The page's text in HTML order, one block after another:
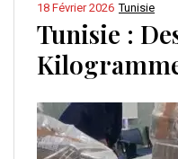
Tunisie
18 Février 2026
Tunisie :